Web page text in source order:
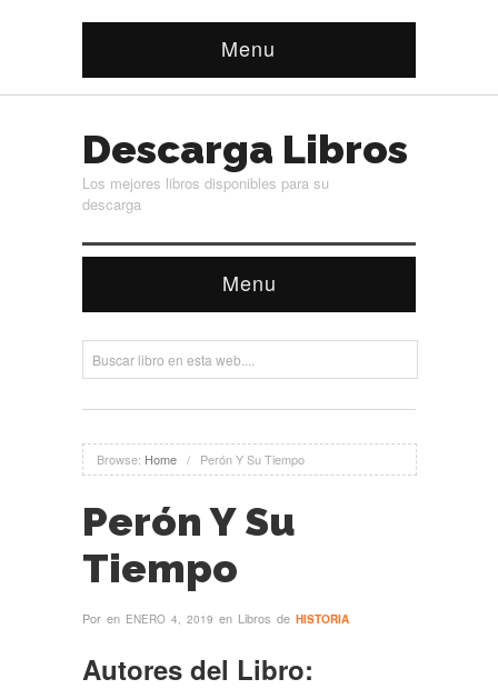
Menu
Descarga Libros
Los mejores libros disponibles para su
descarga
Menu
Browse: Home / Perón Y Su Tiempo
Perón Y Su
Tiempo
Por en ENERO 4, 2019 en Libros de HISTORIA
Autores del Libro: